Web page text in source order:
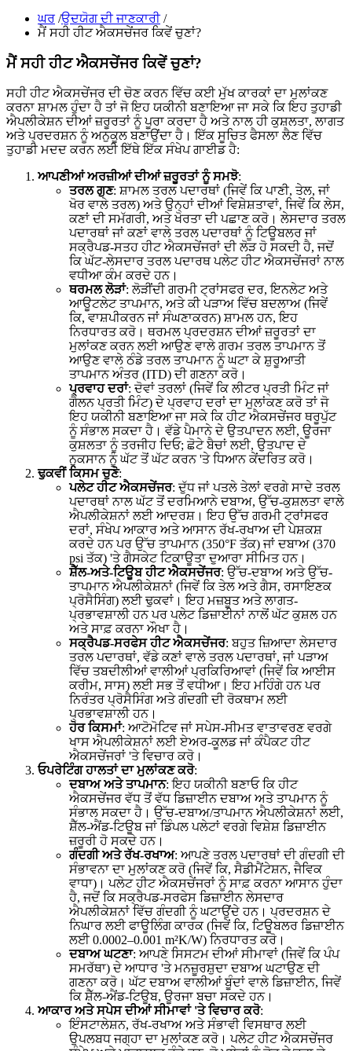
ਘਰ /ਉਦਯੋਗ ਦੀ ਜਾਣਕਾਰੀ/
ਮੈਂ ਸਹੀ ਹੀਟ ਐਕਸਚੇਂਜਰ ਕਿਵੇਂ ਚੁਣਾਂ?
ਮੈਂ ਸਹੀ ਹੀਟ ਐਕਸਚੇਂਜਰ ਕਿਵੇਂ ਚੁਣਾਂ?
ਸਹੀ ਹੀਟ ਐਕਸਚੇਂਜਰ ਦੀ ਚੋਣ ਕਰਨ ਵਿੱਚ ਕਈ ਮੁੱਖ ਕਾਰਕਾਂ ਦਾ ਮੁਲਾਂਕਣ
ਕਰਨਾ ਸ਼ਾਮਲ ਹੁੰਦਾ ਹੈ ਤਾਂ ਜੋ ਇਹ ਯਕੀਨੀ ਬਣਾਇਆ ਜਾ ਸਕੇ ਕਿ ਇਹ ਤੁਹਾਡੀ
ਐਪਲੀਕੇਸ਼ਨ ਦੀਆਂ ਜ਼ਰੂਰਤਾਂ ਨੂੰ ਪੂਰਾ ਕਰਦਾ ਹੈ ਅਤੇ ਨਾਲ ਹੀ ਕੁਸ਼ਲਤਾ, ਲਾਗਤ
ਅਤੇ ਪ੍ਰਦਰਸ਼ਨ ਨੂੰ ਅਨੁਕੂਲ ਬਣਾਉਂਦਾ ਹੈ। ਇੱਕ ਸੂਚਿਤ ਫੈਸਲਾ ਲੈਣ ਵਿੱਚ
ਤੁਹਾਡੀ ਮਦਦ ਕਰਨ ਲਈ ਇੱਥੇ ਇੱਕ ਸੰਖੇਪ ਗਾਈਡ ਹੈ:
ਆਪਣੀਆਂ ਅਰਜ਼ੀਆਂ ਦੀਆਂ ਜ਼ਰੂਰਤਾਂ ਨੂੰ ਸਮਝੋ:
ਤਰਲ ਗੁਣ: ਸ਼ਾਮਲ ਤਰਲ ਪਦਾਰਥਾਂ (ਜਿਵੇਂ ਕਿ ਪਾਣੀ, ਤੇਲ, ਜਾਂ
ਖੋਰ ਵਾਲੇ ਤਰਲ) ਅਤੇ ਉਨ੍ਹਾਂ ਦੀਆਂ ਵਿਸ਼ੇਸ਼ਤਾਵਾਂ, ਜਿਵੇਂ ਕਿ ਲੇਸ,
ਕਣਾਂ ਦੀ ਸਮੱਗਰੀ, ਅਤੇ ਖੋਰਤਾ ਦੀ ਪਛਾਣ ਕਰੋ। ਲੇਸਦਾਰ ਤਰਲ
ਪਦਾਰਥਾਂ ਜਾਂ ਕਣਾਂ ਵਾਲੇ ਤਰਲ ਪਦਾਰਥਾਂ ਨੂੰ ਟਿਊਬਲਰ ਜਾਂ
ਸਕ੍ਰੈਪਡ-ਸਤਹ ਹੀਟ ਐਕਸਚੇਂਜਰਾਂ ਦੀ ਲੋੜ ਹੋ ਸਕਦੀ ਹੈ, ਜਦੋਂ
ਕਿ ਘੱਟ-ਲੇਸਦਾਰ ਤਰਲ ਪਦਾਰਥ ਪਲੇਟ ਹੀਟ ਐਕਸਚੇਂਜਰਾਂ ਨਾਲ
ਵਧੀਆ ਕੰਮ ਕਰਦੇ ਹਨ।
ਥਰਮਲ ਲੋੜਾਂ: ਲੋੜੀਂਦੀ ਗਰਮੀ ਟ੍ਰਾਂਸਫਰ ਦਰ, ਇਨਲੇਟ ਅਤੇ
ਆਊਟਲੇਟ ਤਾਪਮਾਨ, ਅਤੇ ਕੀ ਪੜਾਅ ਵਿੱਚ ਬਦਲਾਅ (ਜਿਵੇਂ
ਕਿ, ਵਾਸ਼ਪੀਕਰਨ ਜਾਂ ਸੰਘਣਾਕਰਨ) ਸ਼ਾਮਲ ਹਨ, ਇਹ
ਨਿਰਧਾਰਤ ਕਰੋ। ਥਰਮਲ ਪ੍ਰਦਰਸ਼ਨ ਦੀਆਂ ਜ਼ਰੂਰਤਾਂ ਦਾ
ਮੁਲਾਂਕਣ ਕਰਨ ਲਈ ਆਉਣ ਵਾਲੇ ਗਰਮ ਤਰਲ ਤਾਪਮਾਨ ਤੋਂ
ਆਉਣ ਵਾਲੇ ਠੰਡੇ ਤਰਲ ਤਾਪਮਾਨ ਨੂੰ ਘਟਾ ਕੇ ਸ਼ੁਰੂਆਤੀ
ਤਾਪਮਾਨ ਅੰਤਰ (ITD) ਦੀ ਗਣਨਾ ਕਰੋ।
ਪ੍ਰਵਾਹ ਦਰਾਂ: ਦੋਵਾਂ ਤਰਲਾਂ (ਜਿਵੇਂ ਕਿ ਲੀਟਰ ਪ੍ਰਤੀ ਮਿੰਟ ਜਾਂ
ਗੈਲਨ ਪ੍ਰਤੀ ਮਿੰਟ) ਦੇ ਪ੍ਰਵਾਹ ਦਰਾਂ ਦਾ ਮੁਲਾਂਕਣ ਕਰੋ ਤਾਂ ਜੋ
ਇਹ ਯਕੀਨੀ ਬਣਾਇਆ ਜਾ ਸਕੇ ਕਿ ਹੀਟ ਐਕਸਚੇਂਜਰ ਥਰੂਪੁੱਟ
ਨੂੰ ਸੰਭਾਲ ਸਕਦਾ ਹੈ। ਵੱਡੇ ਪੈਮਾਨੇ ਦੇ ਉਤਪਾਦਨ ਲਈ, ਊਰਜਾ
ਕੁਸ਼ਲਤਾ ਨੂੰ ਤਰਜੀਹ ਦਿਓ; ਛੋਟੇ ਬੈਚਾਂ ਲਈ, ਉਤਪਾਦ ਦੇ
ਨੁਕਸਾਨ ਨੂੰ ਘੱਟ ਤੋਂ ਘੱਟ ਕਰਨ 'ਤੇ ਧਿਆਨ ਕੇਂਦਰਿਤ ਕਰੋ।
ਢੁਕਵੀਂ ਕਿਸਮ ਚੁਣੋ:
ਪਲੇਟ ਹੀਟ ਐਕਸਚੇਂਜਰ: ਦੁੱਧ ਜਾਂ ਪਤਲੇ ਤੇਲਾਂ ਵਰਗੇ ਸਾਦੇ ਤਰਲ
ਪਦਾਰਥਾਂ ਨਾਲ ਘੱਟ ਤੋਂ ਦਰਮਿਆਨੇ ਦਬਾਅ, ਉੱਚ-ਕੁਸ਼ਲਤਾ ਵਾਲੇ
ਐਪਲੀਕੇਸ਼ਨਾਂ ਲਈ ਆਦਰਸ਼। ਇਹ ਉੱਚ ਗਰਮੀ ਟ੍ਰਾਂਸਫਰ
ਦਰਾਂ, ਸੰਖੇਪ ਆਕਾਰ ਅਤੇ ਆਸਾਨ ਰੱਖ-ਰਖਾਅ ਦੀ ਪੇਸ਼ਕਸ਼
ਕਰਦੇ ਹਨ ਪਰ ਉੱਚ ਤਾਪਮਾਨ (350°F ਤੱਕ) ਜਾਂ ਦਬਾਅ (370
psi ਤੱਕ) 'ਤੇ ਗੈਸਕੇਟ ਟਿਕਾਊਤਾ ਦੁਆਰਾ ਸੀਮਿਤ ਹਨ।
ਸ਼ੈੱਲ-ਅਤੇ-ਟਿਊਬ ਹੀਟ ਐਕਸਚੇਂਜਰ: ਉੱਚ-ਦਬਾਅ ਅਤੇ ਉੱਚ-
ਤਾਪਮਾਨ ਐਪਲੀਕੇਸ਼ਨਾਂ (ਜਿਵੇਂ ਕਿ ਤੇਲ ਅਤੇ ਗੈਸ, ਰਸਾਇਣਕ
ਪ੍ਰੋਸੈਸਿੰਗ) ਲਈ ਢੁਕਵਾਂ। ਇਹ ਮਜ਼ਬੂਤ ਅਤੇ ਲਾਗਤ-
ਪ੍ਰਭਾਵਸ਼ਾਲੀ ਹਨ ਪਰ ਪਲੇਟ ਡਿਜ਼ਾਈਨਾਂ ਨਾਲੋਂ ਘੱਟ ਕੁਸ਼ਲ ਹਨ
ਅਤੇ ਸਾਫ਼ ਕਰਨਾ ਔਖਾ ਹੈ।
ਸਕ੍ਰੈਪਡ-ਸਰਫੇਸ ਹੀਟ ਐਕਸਚੇਂਜਰ: ਬਹੁਤ ਜ਼ਿਆਦਾ ਲੇਸਦਾਰ
ਤਰਲ ਪਦਾਰਥਾਂ, ਵੱਡੇ ਕਣਾਂ ਵਾਲੇ ਤਰਲ ਪਦਾਰਥਾਂ, ਜਾਂ ਪੜਾਅ
ਵਿੱਚ ਤਬਦੀਲੀਆਂ ਵਾਲੀਆਂ ਪ੍ਰਕਿਰਿਆਵਾਂ (ਜਿਵੇਂ ਕਿ ਆਈਸ
ਕਰੀਮ, ਸਾਸ) ਲਈ ਸਭ ਤੋਂ ਵਧੀਆ। ਇਹ ਮਹਿੰਗੇ ਹਨ ਪਰ
ਨਿਰੰਤਰ ਪ੍ਰੋਸੈਸਿੰਗ ਅਤੇ ਗੰਦਗੀ ਦੀ ਰੋਕਥਾਮ ਲਈ
ਪ੍ਰਭਾਵਸ਼ਾਲੀ ਹਨ।
ਹੋਰ ਕਿਸਮਾਂ: ਆਟੋਮੋਟਿਵ ਜਾਂ ਸਪੇਸ-ਸੀਮਤ ਵਾਤਾਵਰਣ ਵਰਗੇ
ਖਾਸ ਐਪਲੀਕੇਸ਼ਨਾਂ ਲਈ ਏਅਰ-ਕੂਲਡ ਜਾਂ ਕੰਪੈਕਟ ਹੀਟ
ਐਕਸਚੇਂਜਰਾਂ 'ਤੇ ਵਿਚਾਰ ਕਰੋ।
ਓਪਰੇਟਿੰਗ ਹਾਲਤਾਂ ਦਾ ਮੁਲਾਂਕਣ ਕਰੋ:
ਦਬਾਅ ਅਤੇ ਤਾਪਮਾਨ: ਇਹ ਯਕੀਨੀ ਬਣਾਓ ਕਿ ਹੀਟ
ਐਕਸਚੇਂਜਰ ਵੱਧ ਤੋਂ ਵੱਧ ਡਿਜ਼ਾਈਨ ਦਬਾਅ ਅਤੇ ਤਾਪਮਾਨ ਨੂੰ
ਸੰਭਾਲ ਸਕਦਾ ਹੈ। ਉੱਚ-ਦਬਾਅ/ਤਾਪਮਾਨ ਐਪਲੀਕੇਸ਼ਨਾਂ ਲਈ,
ਸ਼ੈੱਲ-ਐਂਡ-ਟਿਊਬ ਜਾਂ ਡਿੰਪਲ ਪਲੇਟਾਂ ਵਰਗੇ ਵਿਸ਼ੇਸ਼ ਡਿਜ਼ਾਈਨ
ਜ਼ਰੂਰੀ ਹੋ ਸਕਦੇ ਹਨ।
ਗੰਦਗੀ ਅਤੇ ਰੱਖ-ਰਖਾਅ: ਆਪਣੇ ਤਰਲ ਪਦਾਰਥਾਂ ਦੀ ਗੰਦਗੀ ਦੀ
ਸੰਭਾਵਨਾ ਦਾ ਮੁਲਾਂਕਣ ਕਰੋ (ਜਿਵੇਂ ਕਿ, ਸੈਡੀਮੈਂਟੇਸ਼ਨ, ਜੈਵਿਕ
ਵਾਧਾ)। ਪਲੇਟ ਹੀਟ ਐਕਸਚੇਂਜਰਾਂ ਨੂੰ ਸਾਫ਼ ਕਰਨਾ ਆਸਾਨ ਹੁੰਦਾ
ਹੈ, ਜਦੋਂ ਕਿ ਸਕ੍ਰੈਪਡ-ਸਰਫੇਸ ਡਿਜ਼ਾਈਨ ਲੇਸਦਾਰ
ਐਪਲੀਕੇਸ਼ਨਾਂ ਵਿੱਚ ਗੰਦਗੀ ਨੂੰ ਘਟਾਉਂਦੇ ਹਨ। ਪ੍ਰਦਰਸ਼ਨ ਦੇ
ਨਿਘਾਰ ਲਈ ਫਾਊਲਿੰਗ ਕਾਰਕ (ਜਿਵੇਂ ਕਿ, ਟਿਊਬਲਰ ਡਿਜ਼ਾਈਨ
ਲਈ 0.0002–0.001 m²K/W) ਨਿਰਧਾਰਤ ਕਰੋ।
ਦਬਾਅ ਘਟਣਾ: ਆਪਣੇ ਸਿਸਟਮ ਦੀਆਂ ਸੀਮਾਵਾਂ (ਜਿਵੇਂ ਕਿ ਪੰਪ
ਸਮਰੱਥਾ) ਦੇ ਆਧਾਰ 'ਤੇ ਮਨਜ਼ੂਰਸ਼ੁਦਾ ਦਬਾਅ ਘਟਾਉਣ ਦੀ
ਗਣਨਾ ਕਰੋ। ਘੱਟ ਦਬਾਅ ਵਾਲੀਆਂ ਬੂੰਦਾਂ ਵਾਲੇ ਡਿਜ਼ਾਈਨ, ਜਿਵੇਂ
ਕਿ ਸ਼ੈੱਲ-ਐਂਡ-ਟਿਊਬ, ਊਰਜਾ ਬਚਾ ਸਕਦੇ ਹਨ।
ਆਕਾਰ ਅਤੇ ਸਪੇਸ ਦੀਆਂ ਸੀਮਾਵਾਂ 'ਤੇ ਵਿਚਾਰ ਕਰੋ:
ਇੰਸਟਾਲੇਸ਼ਨ, ਰੱਖ-ਰਖਾਅ ਅਤੇ ਸੰਭਾਵੀ ਵਿਸਥਾਰ ਲਈ
ਉਪਲਬਧ ਜਗ੍ਹਾ ਦਾ ਮੁਲਾਂਕਣ ਕਰੋ। ਪਲੇਟ ਹੀਟ ਐਕਸਚੇਂਜਰ